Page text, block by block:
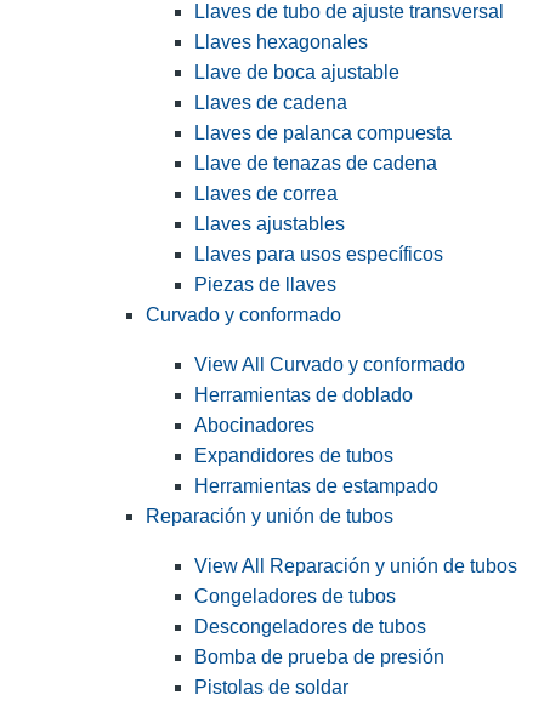
Llaves de tubo de ajuste transversal
Llaves hexagonales
Llave de boca ajustable
Llaves de cadena
Llaves de palanca compuesta
Llave de tenazas de cadena
Llaves de correa
Llaves ajustables
Llaves para usos específicos
Piezas de llaves
Curvado y conformado
View All Curvado y conformado
Herramientas de doblado
Abocinadores
Expandidores de tubos
Herramientas de estampado
Reparación y unión de tubos
View All Reparación y unión de tubos
Congeladores de tubos
Descongeladores de tubos
Bomba de prueba de presión
Pistolas de soldar